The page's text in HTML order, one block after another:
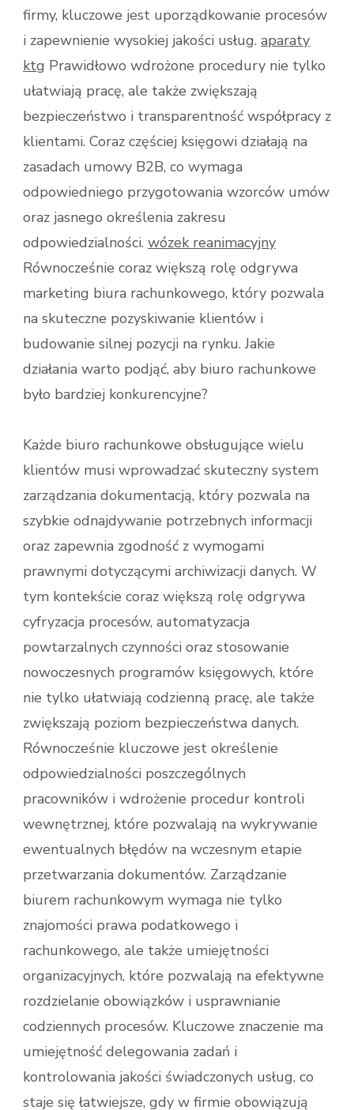
firmy, kluczowe jest uporządkowanie procesów
i zapewnienie wysokiej jakości usług. aparaty
ktg Prawidłowo wdrożone procedury nie tylko
ułatwiają pracę, ale także zwiększają
bezpieczeństwo i transparentność współpracy z
klientami. Coraz częściej księgowi działają na
zasadach umowy B2B, co wymaga
odpowiedniego przygotowania wzorców umów
oraz jasnego określenia zakresu
odpowiedzialności. wózek reanimacyjny
Równocześnie coraz większą rolę odgrywa
marketing biura rachunkowego, który pozwala
na skuteczne pozyskiwanie klientów i
budowanie silnej pozycji na rynku. Jakie
działania warto podjąć, aby biuro rachunkowe
było bardziej konkurencyjne?
Każde biuro rachunkowe obsługujące wielu
klientów musi wprowadzać skuteczny system
zarządzania dokumentacją, który pozwala na
szybkie odnajdywanie potrzebnych informacji
oraz zapewnia zgodność z wymogami
prawnymi dotyczącymi archiwizacji danych. W
tym kontekście coraz większą rolę odgrywa
cyfryzacja procesów, automatyzacja
powtarzalnych czynności oraz stosowanie
nowoczesnych programów księgowych, które
nie tylko ułatwiają codzienną pracę, ale także
zwiększają poziom bezpieczeństwa danych.
Równocześnie kluczowe jest określenie
odpowiedzialności poszczególnych
pracowników i wdrożenie procedur kontroli
wewnętrznej, które pozwalają na wykrywanie
ewentualnych błędów na wczesnym etapie
przetwarzania dokumentów. Zarządzanie
biurem rachunkowym wymaga nie tylko
znajomości prawa podatkowego i
rachunkowego, ale także umiejętności
organizacyjnych, które pozwalają na efektywne
rozdzielanie obowiązków i usprawnianie
codziennych procesów. Kluczowe znaczenie ma
umiejętność delegowania zadań i
kontrolowania jakości świadczonych usług, co
staje się łatwiejsze, gdy w firmie obowiązują